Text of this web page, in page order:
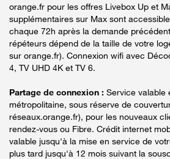
orange.fr pour les offres Livebox Up et
supplémentaires sur Max sont
chaque 72h après la demande
répéteurs dépend de la taille de votre
sur orange.fr). Connexion wifi avec
4, TV UHD 4K et TV 6.
Partage de connexion : Service valable
métropolitaine, sous réserve de
réseaux.orange.fr), pour les nouveaux
rendez-vous ou Fibre. Crédit internet
valable jusqu'à la mise en service de
plus tard jusqu'à 12 mois suivant la